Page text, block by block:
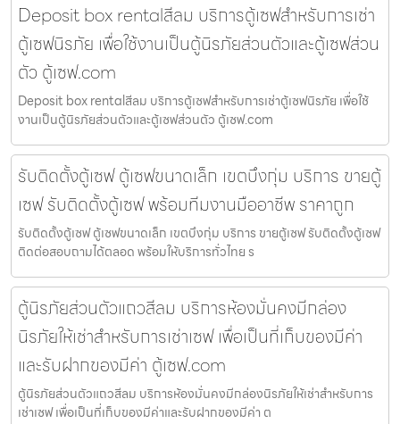
Deposit box rentalสีลม บริการตู้เซฟสำหรับการเช่า
ตู้เซฟนิรภัย เพื่อใช้งานเป็นตู้นิรภัยส่วนตัวและตู้เซฟส่วน
ตัว ตู้เซฟ.com
Deposit box rentalสีลม บริการตู้เซฟสำหรับการเช่าตู้เซฟนิรภัย เพื่อใช้
งานเป็นตู้นิรภัยส่วนตัวและตู้เซฟส่วนตัว ตู้เซฟ.com
รับติดตั้งตู้เซฟ ตู้เซฟขนาดเล็ก เขตบึงกุ่ม บริการ ขายตู้
เซฟ รับติดตั้งตู้เซฟ พร้อมทีมงานมืออาชีพ ราคาถูก
รับติดตั้งตู้เซฟ ตู้เซฟขนาดเล็ก เขตบึงกุ่ม บริการ ขายตู้เซฟ รับติดตั้งตู้เซฟ
ติดต่อสอบถามได้ตลอด พร้อมให้บริการทั่วไทย ร
ตู้นิรภัยส่วนตัวแถวสีลม บริการห้องมั่นคงมีกล่อง
นิรภัยให้เช่าสำหรับการเช่าเซฟ เพื่อเป็นที่เก็บของมีค่า
และรับฝากของมีค่า ตู้เซฟ.com
ตู้นิรภัยส่วนตัวแถวสีลม บริการห้องมั่นคงมีกล่องนิรภัยให้เช่าสำหรับการ
เช่าเซฟ เพื่อเป็นที่เก็บของมีค่าและรับฝากของมีค่า ต